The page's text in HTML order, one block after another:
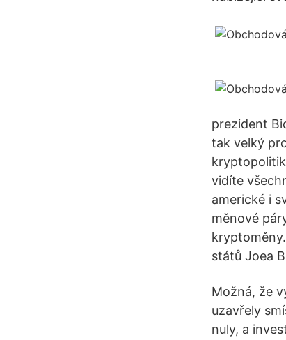
prezident
tak velký
vidíte
americké i
měnové
států Joea
Možná, že
uzavřely
nuly, a